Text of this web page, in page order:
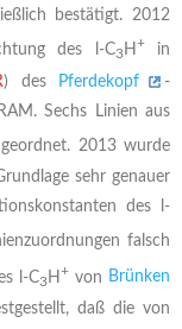
bestätigt. 2012
des l-C3 H +
in
) des Pferdekopf
-
Sechs Linien aus
2013 wurde
sehr genauer
des l-
falsch
l-C3H+ von Brünken
daß die von